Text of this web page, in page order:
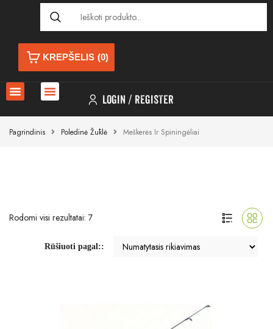
KREPŠELIS (0)
LOGIN REGISTER
Pagrindinis Poledinė Žūklė Meškerės Ir Spiningėliai
Rodomi visi rezultatai: 7
Rūšiuoti pagal::